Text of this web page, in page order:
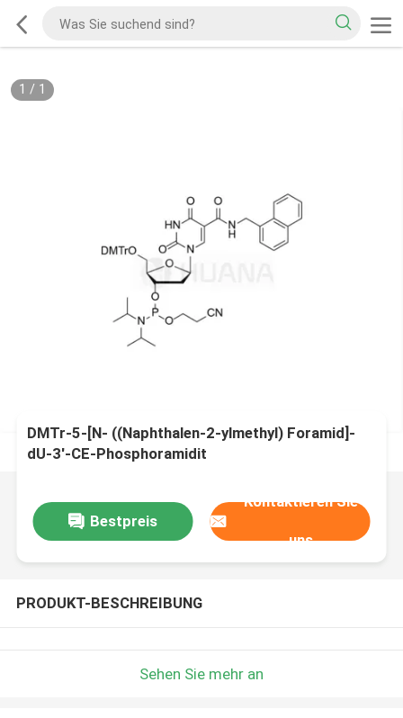
1 / 1
DMTr-5-[N- ((Naphthalen-2-ylmethyl) Foramid]-
dU-3'-CE-Phosphoramidit
Bestpreis
Kontaktieren Sie
uns
PRODUKT-BESCHREIBUNG
Sehen Sie mehr an